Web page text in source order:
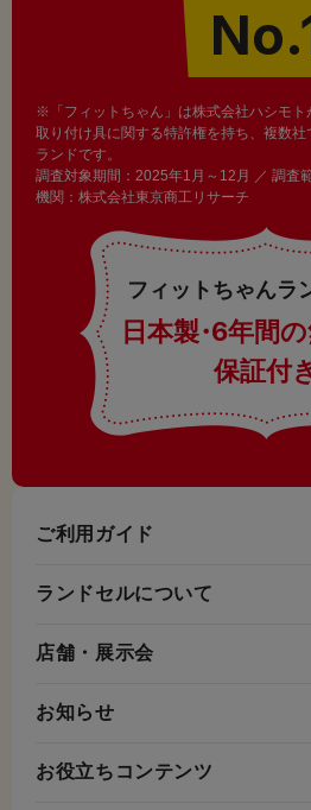
※「フィットちゃん」は株式会社ハシモト
取り付け具に関する特許権を持ち、複数
ランドです。
調査対象期間：2025年1月～12月 ／ 調査
機関：株式会社東京商工リサーチ
フィットちゃんラ
日本製・6年間
保証付
ご利用ガイド
ランドセルについて
店舗・展示会
お知らせ
お役立ちコンテンツ